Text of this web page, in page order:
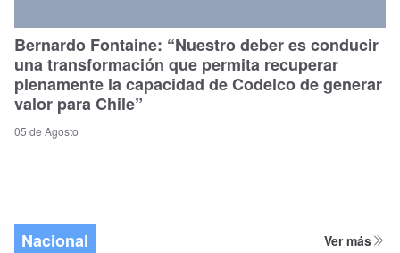
Bernardo Fontaine: “Nuestro deber es conducir
una transformación que permita recuperar
plenamente la capacidad de Codelco de generar
valor para Chile”
05 de Agosto
Nacional Ver más